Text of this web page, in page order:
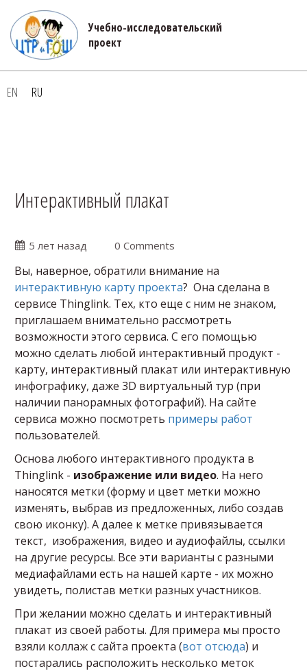
Учебно-исследовательский
проект
EN RU
Интерактивный плакат
5 лет назад 0 Comments
Вы, наверное, обратили внимание на
интерактивную карту проекта? Она сделана в
сервисе Thinglink. Тех, кто еще с ним не знаком,
приглашаем внимательно рассмотреть
возможности этого сервиса. С его помощью
можно сделать любой интерактивный продукт -
карту, интерактивный плакат или интерактивную
инфографику, даже 3D виртуальный тур (при
наличии панорамных фотографий). На сайте
сервиса можно посмотреть примеры работ
пользователей.
Основа любого интерактивного продукта в
Thinglink - изображение или видео. На него
наносятся метки (форму и цвет метки можно
изменять, выбрав из предложенных, либо создав
свою иконку). А далее к метке привязывается
текст, изображения, видео и аудиофайлы, ссылки
на другие ресурсы. Все эти варианты с разными
медиафайлами есть на нашей карте - их можно
увидеть, полистав метки разных участников.
При желании можно сделать и интерактивный
плакат из своей работы. Для примера мы просто
взяли коллаж с сайта проекта (вот отсюда) и
постарались расположить несколько меток